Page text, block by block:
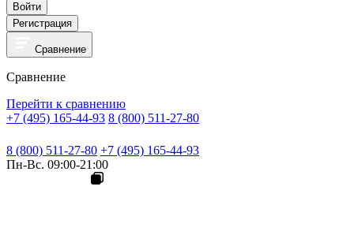
Войти
Регистрация
Сравнение
Сравнение
Перейти к сравнению
+7 (495) 165-44-93 8 (800) 511-27-80
8 (800) 511-27-80 +7 (495) 165-44-93
Пн-Вс. 09:00-21:00